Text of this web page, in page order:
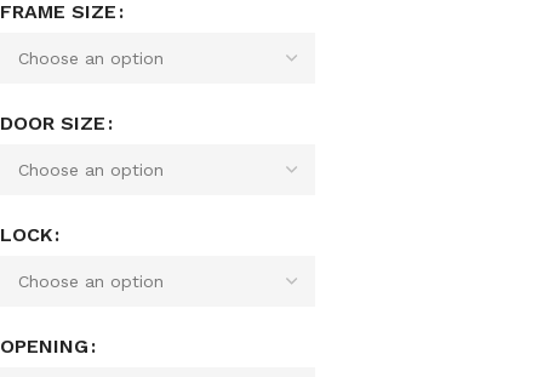
FRAME SIZE
DOOR SIZE
LOCK
OPENING